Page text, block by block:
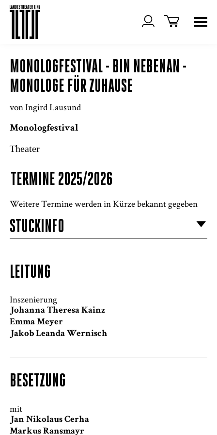
MONOLOGFESTIVAL - BIN NEBENAN -
MONOLOGE FÜR ZUHAUSE
von Ingird Lausund
Monologfestival
Theater
TERMINE 2025/2026
Weitere Termine werden in Kürze bekannt gegeben
STÜCKINFO
LEITUNG
Inszenierung
Johanna Theresa Kainz
Emma Meyer
Jakob Leanda Wernisch
BESETZUNG
mit
Jan Nikolaus Cerha
Markus Ransmayr